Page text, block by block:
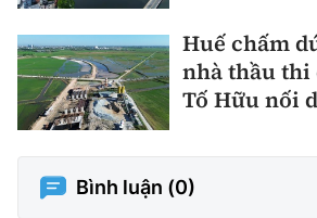
Huế chấm
nhà thầu thi
Tố Hữu nối
Bình luận (0)